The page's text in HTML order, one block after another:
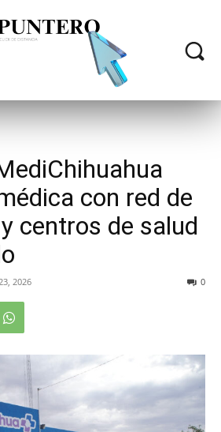
con red de
centros de salud
2026 0